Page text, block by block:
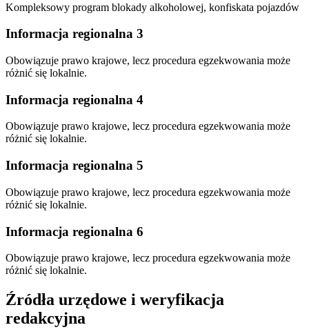
Kompleksowy program blokady alkoholowej, konfiskata pojazdów
Informacja regionalna 3
Obowiązuje prawo krajowe, lecz procedura egzekwowania może
różnić się lokalnie.
Informacja regionalna 4
Obowiązuje prawo krajowe, lecz procedura egzekwowania może
różnić się lokalnie.
Informacja regionalna 5
Obowiązuje prawo krajowe, lecz procedura egzekwowania może
różnić się lokalnie.
Informacja regionalna 6
Obowiązuje prawo krajowe, lecz procedura egzekwowania może
różnić się lokalnie.
Źródła urzędowe i weryfikacja
redakcyjna